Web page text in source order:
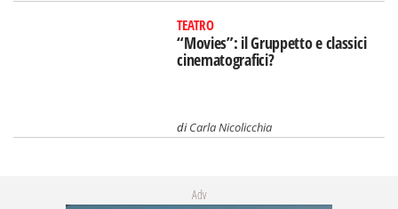
TEATRO
“Movies”: il Gruppetto e classici
cinematografici?
diCarla Nicolicchia
Adv